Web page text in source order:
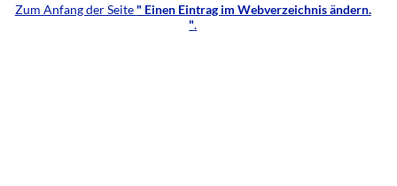
Zum Anfang der Seite " Einen Eintrag im Webverzeichnis ändern.
".